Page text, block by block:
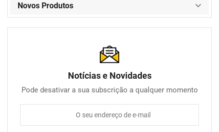
Novos Produtos
Notícias e Novidades
Pode desativar a sua subscrição a qualquer momento